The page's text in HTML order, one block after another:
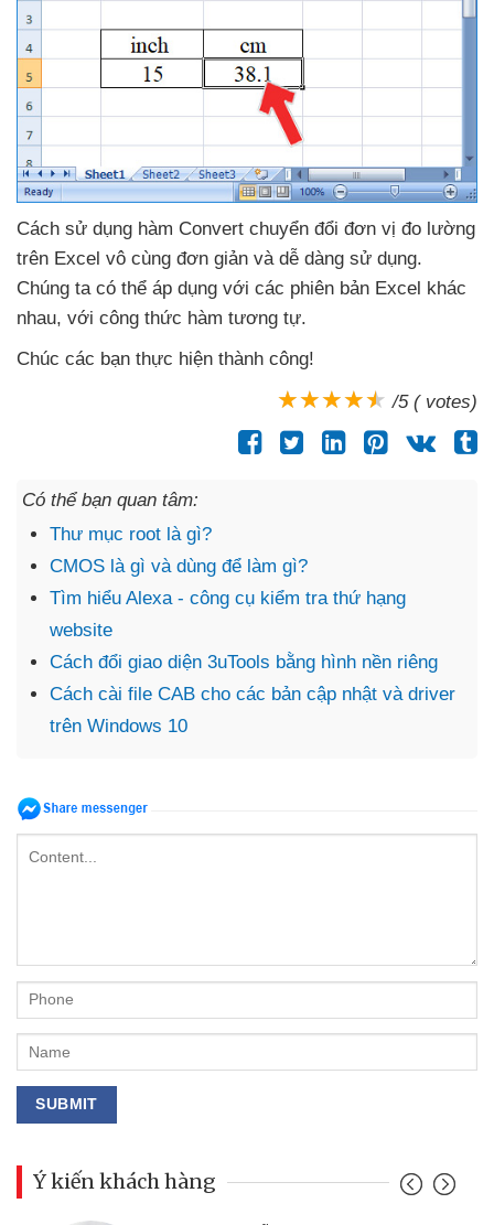
Cách sử dụng hàm Convert chuyển đổi đơn vị đo lường
trên Excel vô cùng đơn giản và dễ dàng sử dụng.
Chúng ta có thể áp dụng với các phiên bản Excel khác
nhau, với công thức hàm tương tự.
Chúc các bạn thực hiện thành công!
/5 ( votes)
Có thể bạn quan tâm:
Thư mục root là gì?
CMOS là gì và dùng để làm gì?
Tìm hiểu Alexa - công cụ kiểm tra thứ hạng
website
Cách đổi giao diện 3uTools bằng hình nền riêng
Cách cài file CAB cho các bản cập nhật và driver
trên Windows 10
Ý kiến khách hàng